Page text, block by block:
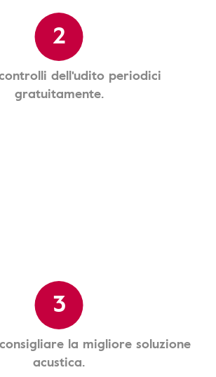
2
dell'udito periodici
gratuitamente.
3
la migliore soluzione
acustica.